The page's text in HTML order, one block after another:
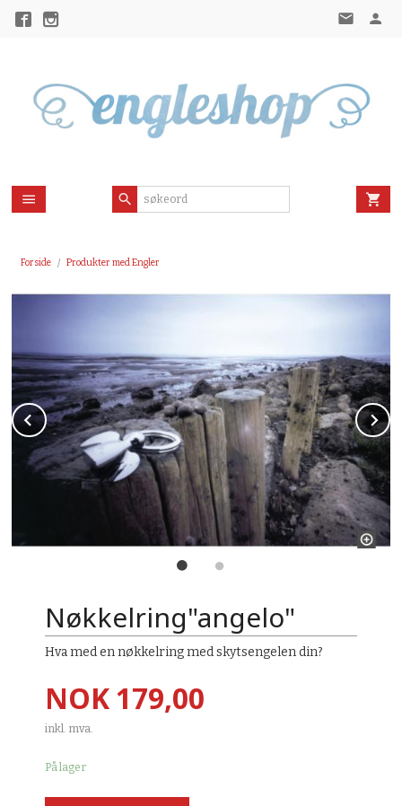
Forside Produkter med Engler
Prev
Nøkkelring"angelo"
Hva med en nøkkelring med skytsengelen din?
Pris
NOK179,00
inkl. mva.
På lager